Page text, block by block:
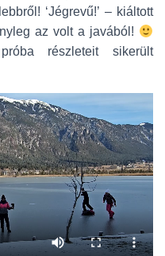
‘Jégrevű!’ – kiáltott
az volt a javából!
részleteit sikerült